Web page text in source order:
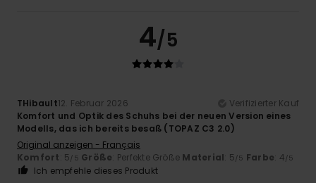
4/5
THibault12. Februar 2026
Verifizierter Kauf
Komfort und Optik des Schuhs bei der neuen Version eines
Modells, das ich bereits besaß (TOPAZ C3 2.0)
Original anzeigen - Français
Komfort: 5 /5 Größe: Perfekte Größe Material: 5 /5 Farbe: 4 /5
Ich empfehle dieses Produkt